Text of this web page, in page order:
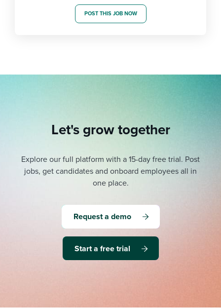
POST THIS JOB NOW
Let's grow together
Explore our full platform with a 15-day free trial. Post
jobs, get candidates and onboard employees all in
one place.
Request a demo
Start a free trial